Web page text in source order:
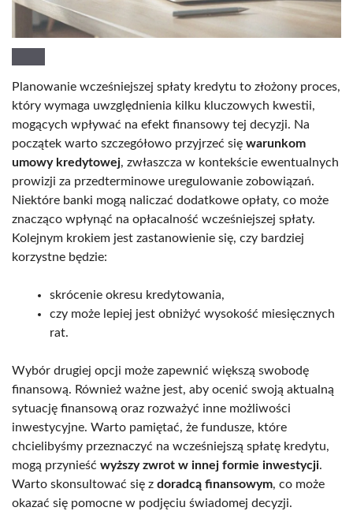
Planowanie wcześniejszej spłaty kredytu to złożony proces,
który wymaga uwzględnienia kilku kluczowych kwestii,
mogących wpływać na efekt finansowy tej decyzji. Na
początek warto szczegółowo przyjrzeć się warunkom
umowy kredytowej, zwłaszcza w kontekście ewentualnych
prowizji za przedterminowe uregulowanie zobowiązań.
Niektóre banki mogą naliczać dodatkowe opłaty, co może
znacząco wpłynąć na opłacalność wcześniejszej spłaty.
Kolejnym krokiem jest zastanowienie się, czy bardziej
korzystne będzie:
skrócenie okresu kredytowania,
czy może lepiej jest obniżyć wysokość miesięcznych
rat.
Wybór drugiej opcji może zapewnić większą swobodę
finansową. Również ważne jest, aby ocenić swoją aktualną
sytuację finansową oraz rozważyć inne możliwości
inwestycyjne. Warto pamiętać, że fundusze, które
chcielibyśmy przeznaczyć na wcześniejszą spłatę kredytu,
mogą przynieść wyższy zwrot w innej formie inwestycji.
Warto skonsultować się z doradcą finansowym, co może
okazać się pomocne w podjęciu świadomej decyzji.